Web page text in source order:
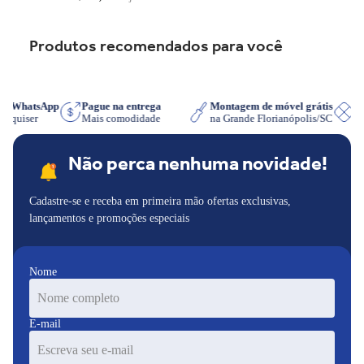
Produtos recomendados para você
WhatsApp
quiser
Pague na entrega
Mais comodidade
Montagem de móvel grátis
na Grande Florianópolis/SC
Não perca nenhuma novidade!
Cadastre-se e receba em primeira mão ofertas exclusivas,
lançamentos e promoções especiais
Nome
E-mail